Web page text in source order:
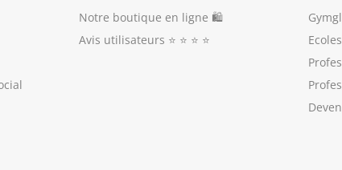
Notre boutique en ligne 🛍
Avis utilisateurs ⭐️ ⭐️ ⭐️ ⭐️